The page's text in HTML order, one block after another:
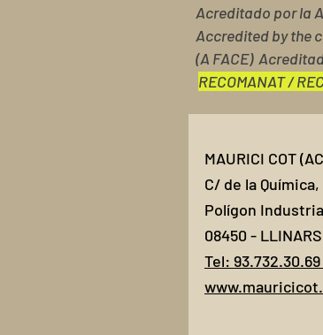
Acreditado por la
Accredited by the
(A FACE)
RECOMANAT /
MAURICI COT
C/ de la
Polígon
08450 -
Tel: 93.732.30.69